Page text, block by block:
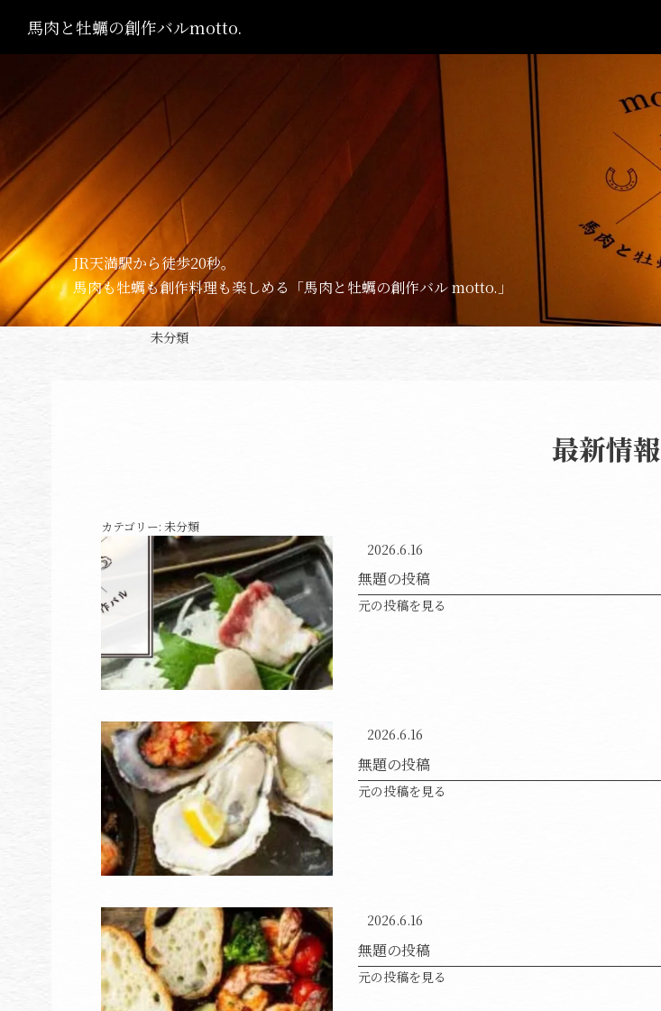
馬肉と牡蠣の創作バルmotto.
JR天満駅から徒歩20秒。
馬肉も牡蠣も創作料理も楽しめる「馬肉と牡蠣の創作バル motto.」
最新情報
カテゴリー:未分類
2026.6.16
無題の投稿
元の投稿を見る
2026.6.16
無題の投稿
元の投稿を見る
2026.6.16
無題の投稿
元の投稿を見る
未分類